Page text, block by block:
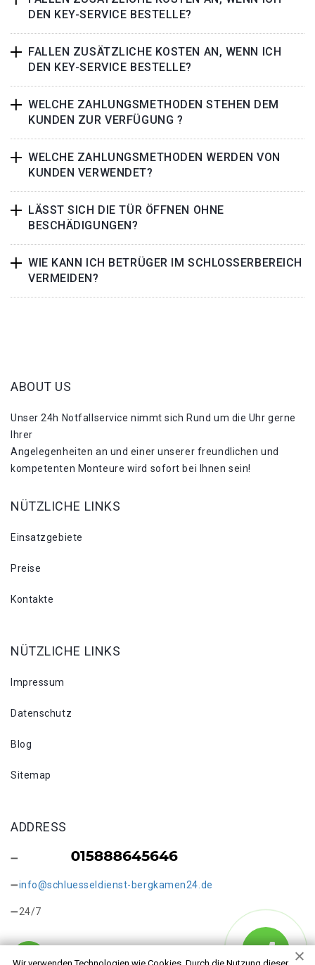
DEN KEY-SERVICE BESTELLE?
FALLEN ZUSÄTZLICHE KOSTEN AN, WENN ICH
DEN KEY-SERVICE BESTELLE?
WELCHE ZAHLUNGSMETHODEN STEHEN DEM
KUNDEN ZUR VERFÜGUNG ?
WELCHE ZAHLUNGSMETHODEN WERDEN VON
KUNDEN VERWENDET?
LÄSST SICH DIE TÜR ÖFFNEN OHNE
BESCHÄDIGUNGEN?
WIE KANN ICH BETRÜGER IM SCHLOSSERBEREICH
VERMEIDEN?
ABOUT US
Unser 24h Notfallservice nimmt sich Rund um die Uhr gerne
Ihrer
Angelegenheiten an und einer unserer freundlichen und
kompetenten Monteure wird sofort bei Ihnen sein!
NÜTZLICHE LINKS
Einsatzgebiete
Preise
Kontakte
NÜTZLICHE LINKS
Impressum
Datenschutz
Blog
Sitemap
ADDRESS
info@schluesseldienst-bergkamen24.de
24/7